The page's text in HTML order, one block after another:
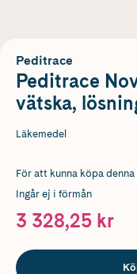
Peditrace
Peditrace
vätska,
Läkemedel
För att kunna köpa
Ingår ej i förmån
3 328,25 kr